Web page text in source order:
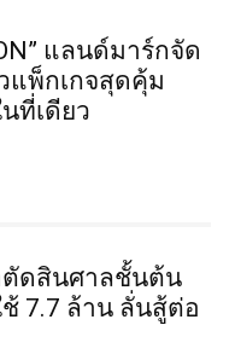
แลนด์มาร์กจัด
แพ็กเกจสุดคุ้ม
ที่เดียว
ตัดสินศาลชั้นต้น
7.7 ล้าน ลั่นสู้ต่อ